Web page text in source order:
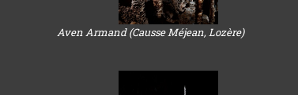
Aven Armand (Causse Méjean, Lozère)